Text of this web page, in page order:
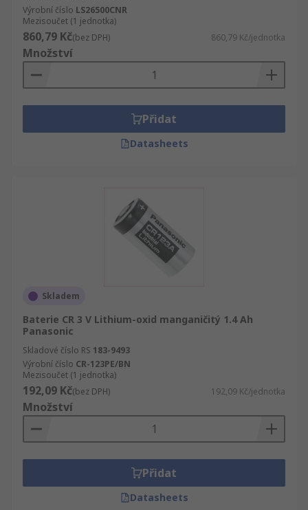
Výrobní číslo LS26500CNR
Mezisoučet (1 jednotka)
860,79 Kč(bez DPH) 860,79 Kč/jednotka
Množství
Přidat
Datasheets
Skladem
Baterie CR 3 V Lithium-oxid manganičitý 1.4 Ah
Panasonic
Skladové číslo RS 183-9493
Výrobní číslo CR-123PE/BN
Mezisoučet (1 jednotka)
192,09 Kč(bez DPH) 192,09 Kč/jednotka
Množství
Přidat
Datasheets